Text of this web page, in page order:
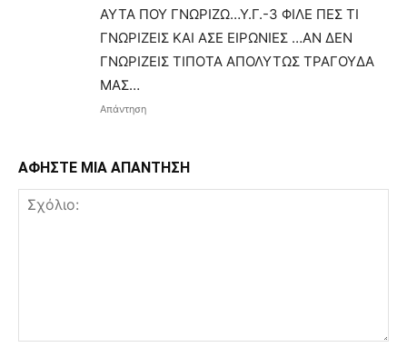
ΑΥΤΑ ΠΟΥ ΓΝΩΡΙΖΩ…Υ.Γ.-3 ΦΙΛΕ ΠΕΣ ΤΙ
ΓΝΩΡΙΖΕΙΣ ΚΑΙ ΑΣΕ ΕΙΡΩΝΙΕΣ …ΑΝ ΔΕΝ
ΓΝΩΡΙΖΕΙΣ ΤΙΠΟΤΑ ΑΠΟΛΥΤΩΣ ΤΡΑΓΟΥΔΑ
ΜΑΣ…
Απάντηση
ΑΦΗΣΤΕ ΜΙΑ ΑΠΑΝΤΗΣΗ